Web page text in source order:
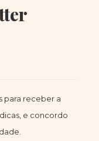
para receber a
e concordo